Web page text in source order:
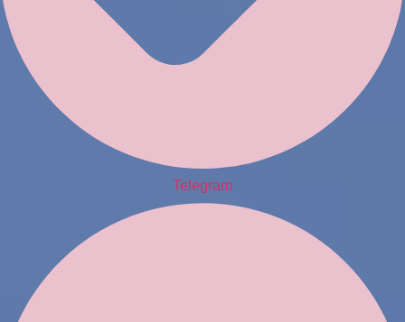
Telegram